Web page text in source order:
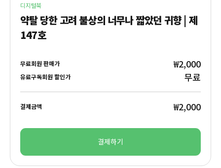
디지털북
약탈 당한 고려 불상의 너무나 짧았던 귀향 | 제
147호
무료회원 판매가 ₩2,000
유료구독회원 할인가 무료
결제금액 ₩2,000
결제하기